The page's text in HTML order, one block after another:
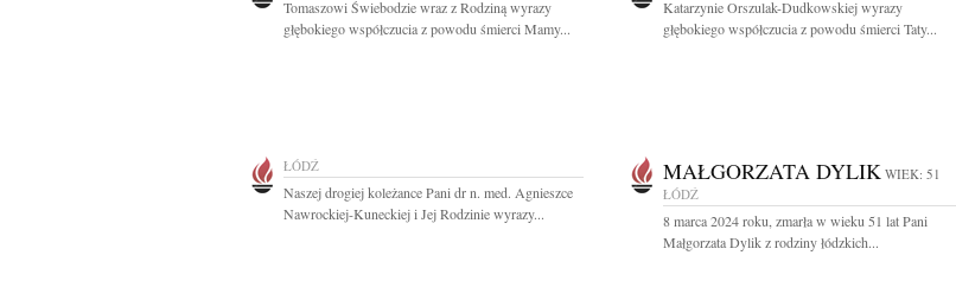
Tomaszowi Świebodzie wraz z Rodziną wyrazy
głębokiego współczucia z powodu śmierci Mamy...
Katarzynie Orszulak-Dudkowskiej wyrazy
głębokiego współczucia z powodu śmierci Taty...
ŁÓDŹ
Naszej drogiej koleżance Pani dr n. med. Agnieszce
Nawrockiej-Kuneckiej i Jej Rodzinie wyrazy...
MAŁGORZATA DYLIK WIEK: 51
ŁÓDŹ
8 marca 2024 roku, zmarła w wieku 51 lat Pani
Małgorzata Dylik z rodziny łódzkich...